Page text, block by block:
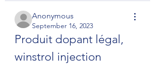
Anonymous
September 16, 2023
Produit dopant légal,
winstrol injection